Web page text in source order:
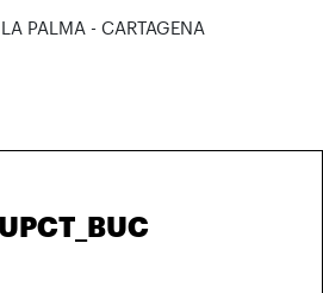
PALMA - CARTAGENA